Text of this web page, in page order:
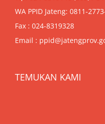
WA PPID Jateng: 0811-
Fax : 024-8319328
Email :
TEMUKAN KAMI